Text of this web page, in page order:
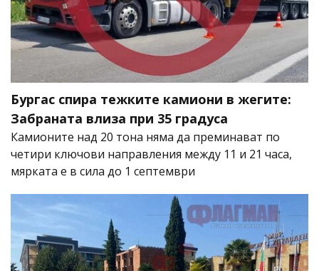
Бургас спира тежките камиони в жегите:
Забраната влиза при 35 градуса
Камионите над 20 тона няма да преминават по
четири ключови направления между 11 и 21 часа,
мярката е в сила до 1 септември